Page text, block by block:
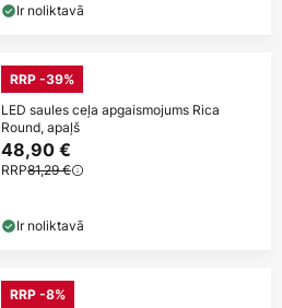
Ir noliktavā
RRP -39%
LED saules ceļa apgaismojums Rica
Round, apaļš
48,90 €
RRP81,29 €
Ir noliktavā
RRP -8%